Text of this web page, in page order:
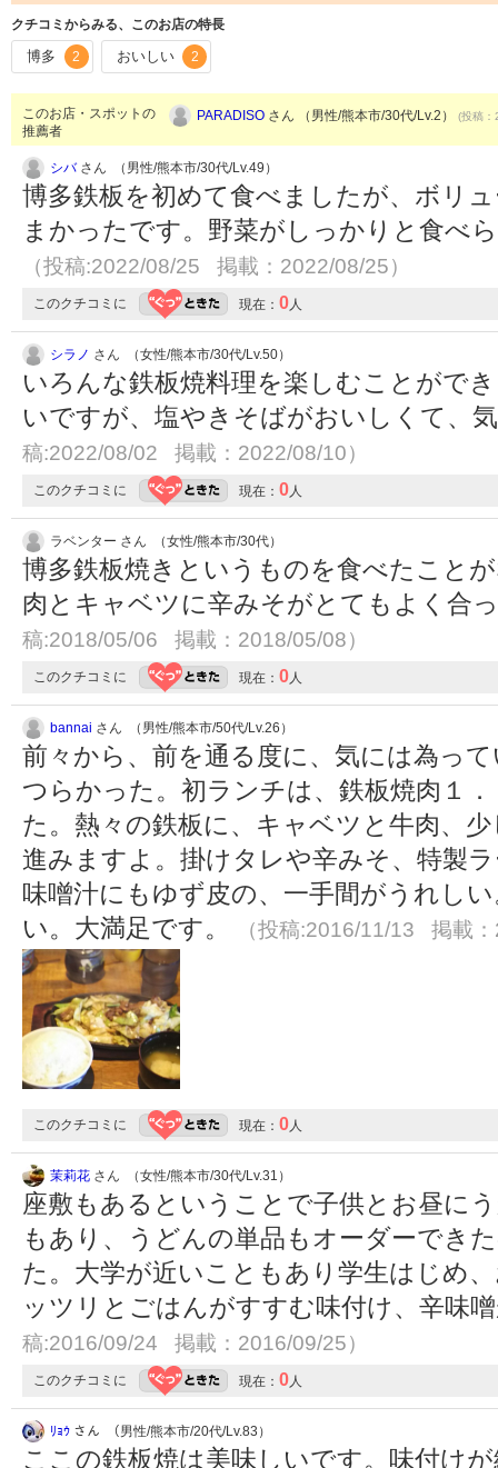
クチコミからみる、このお店の特長
博多 2 おいしい 2
このお店・スポットの
推薦者
PARADISO さん （男性/熊本市/30代/Lv.2） (投稿
シバさん （男性/熊本市/30代/Lv.49）
博多鉄板を初めて食べましたが、ボリ
まかったです。野菜がしっかりと食べ
（投稿:2022/08/25 掲載：2022/08/25）
このクチコミに 現在： 0 人
シラノ さん （女性/熊本市/30代/Lv.50）
いろんな鉄板焼料理を楽しむことがで
いですが、塩やきそばがおいしくて、
稿:2022/08/02 掲載：2022/08/10）
このクチコミに 現在： 0 人
ラベンター さん （女性/熊本市/30代）
博多鉄板焼きというものを食べたこと
肉とキャベツに辛みそがとてもよく合
稿:2018/05/06 掲載：2018/05/08）
このクチコミに 現在： 0 人
bannai さん （男性/熊本市/50代/Lv.26）
前々から、前を通る度に、気には為っ
つらかった。初ランチは、鉄板焼肉１
た。熱々の鉄板に、キャベツと牛肉、
進みますよ。掛けタレや辛みそ、特製
味噌汁にもゆず皮の、一手間がうれし
い。大満足です。
（投稿:2016/11/13 掲載
このクチコミに 現在： 0 人
茉莉花 さん （女性/熊本市/30代/Lv.31）
座敷もあるということで子供とお昼に
もあり、うどんの単品もオーダーでき
た。大学が近いこともあり学生はじめ
ッツリとごはんがすすむ味付け、辛味
稿:2016/09/24 掲載：2016/09/25）
このクチコミに 現在： 0 人
ﾘｮｳ さん （男性/熊本市/20代/Lv.83）
ここの鉄板焼は美味しいです。味付け